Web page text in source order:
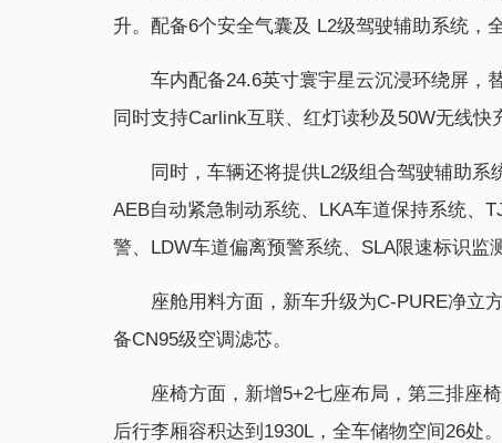
升。配备6个安全气囊及 L2级驾驶辅助系统，
车内配备24.6英寸寰宇星云沉浸环绕屏，
同时支持Carlink互联、红灯读秒及50W无线快
同时，车辆还将提供L2级组合驾驶辅助系
AEB自动紧急制动系统、LKA车道保持系统、
警、LDW车道偏离预警系统、SLA限速标识监
座舱用料方面，新车升级为C-PURE净立
备CN95级空调滤芯。
座椅方面，新增5+2七座布局，第三排座
后行李厢容积达到1930L，全车储物空间26处。